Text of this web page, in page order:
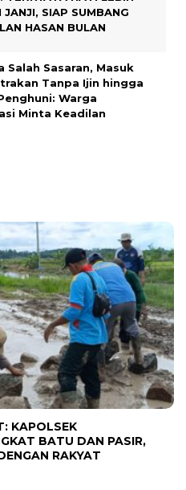
JANJI, SIAP SUMBANG
HASAN BULAN
Salah Sasaran, Masuk
Tanpa Ijin hingga
Warga
Minta Keadilan
KAPOLSEK
BATU DAN PASIR,
RAKYAT